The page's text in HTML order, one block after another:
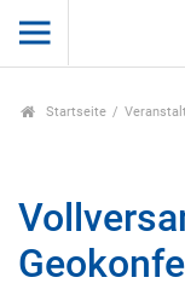
Startseite